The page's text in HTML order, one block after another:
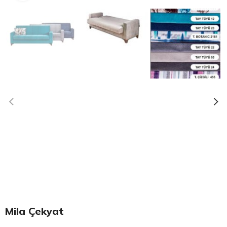
Mila Çekyat